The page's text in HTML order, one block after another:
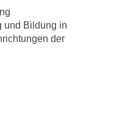
und Bildung in
der